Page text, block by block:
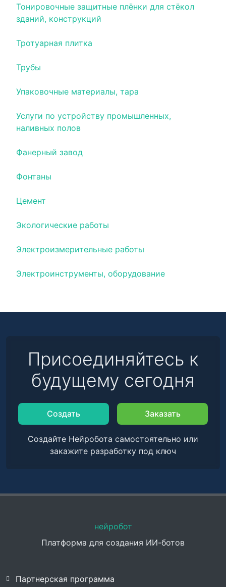
Тонировочные защитные плёнки для стёкол
зданий, конструкций
Тротуарная плитка
Трубы
Упаковочные материалы, тара
Услуги по устройству промышленных,
наливных полов
Фанерный завод
Фонтаны
Цемент
Экологические работы
Электроизмерительные работы
Электроинструменты, оборудование
Присоединяйтесь к
будущему сегодня
Создать Заказать
Создайте Нейробота самостоятельно или
закажите разработку под ключ
нейробот
Платформа для создания ИИ-ботов
Партнерская программа